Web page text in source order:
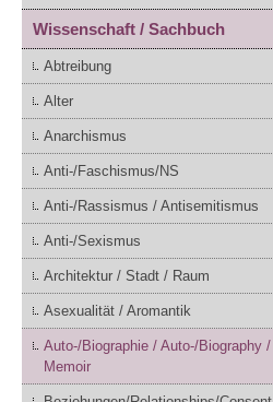
Wissenschaft / Sachbuch
Abtreibung
Alter
Anarchismus
Anti-/Faschismus/NS
Anti-/Rassismus / Antisemitismus
Anti-/Sexismus
Architektur / Stadt / Raum
Asexualität / Aromantik
Auto-/Biographie / Auto-/Biography /
Memoir